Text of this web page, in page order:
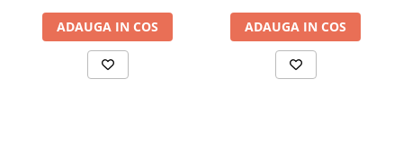
ADAUGA IN COS ADAUGA IN COS